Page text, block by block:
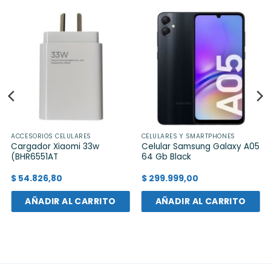
ACCESORIOS CELULARES
Cargador Xiaomi 33w
(BHR6551AT
$ 54.826,80
AÑADIR AL CARRITO
CELULARES Y SMARTPHONES
Celular Samsung Galaxy A05
64 Gb Black
$299.999,00
AÑADIR AL CARRITO